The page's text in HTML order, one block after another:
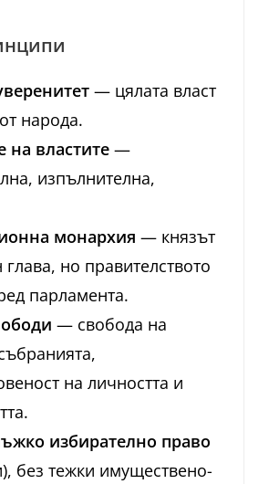
— цялата власт
народа.
на властите —
изпълнителна,
монархия — князът
но правителството
парламента.
— свобода на
на личността и
избирателно право
без тежки имуществено-